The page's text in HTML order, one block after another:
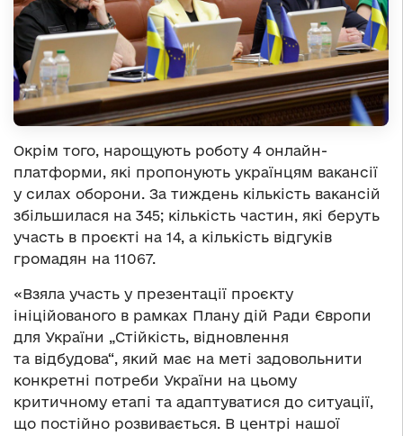
Окрім того, нарощують роботу 4 онлайн-
платформи, які пропонують українцям вакансії
у силах оборони. За тиждень кількість вакансій
збільшилася на 345; кількість частин, які беруть
участь в проєкті на 14, а кількість відгуків
громадян на 11067.
«Взяла участь у презентації проєкту
ініційованого в рамках Плану дій Ради Європи
для України „Стійкість, відновлення
та відбудова“, який має на меті задовольнити
конкретні потреби України на цьому
критичному етапі та адаптуватися до ситуації,
що постійно розвивається. В центрі нашої